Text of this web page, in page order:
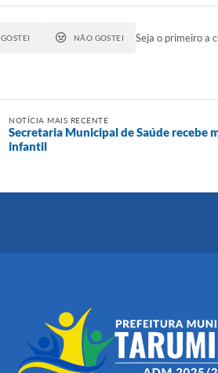
GOSTEI NÃO GOSTEI Seja o primeiro a
NOTÍCIA MAIS RECENTE
Secretaria Municipal de Saúde recebe
infantil